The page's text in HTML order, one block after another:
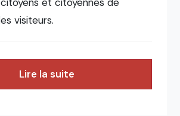
visiteurs.
Lire la suite